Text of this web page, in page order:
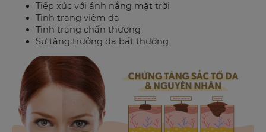
Tiếp xúc với ánh nắng mặt trời
Tình trạng viêm da
Tình trạng chấn thương
Sự tăng trưởng da bất thường